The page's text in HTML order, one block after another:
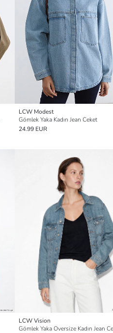
LCW Modest
Gömlek Yaka Kadın Jean Ceket
24.99 EUR
LCW Vision
Gömlek Yaka Oversize Kadın Jean